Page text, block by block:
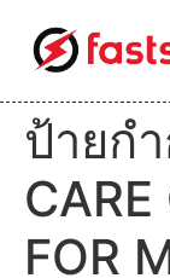
ป้ายก
CARE
FOR